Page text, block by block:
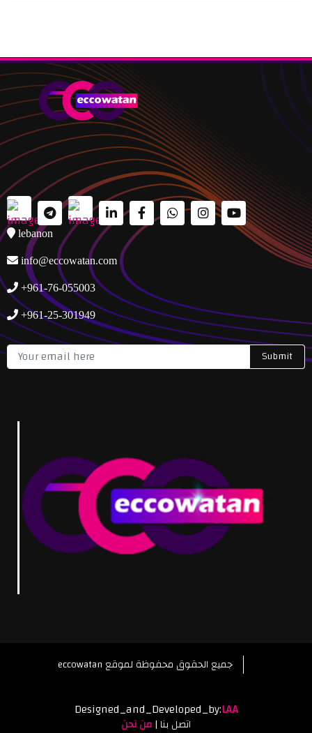
lebanon
info@eccowatan.com
+961-76-055003
+961-25-301949
Submit
eccowatan جميع الحقوق محفوظة لموقع
Designed_and_Developed_by:LAA
اتصل بنا |من نحن